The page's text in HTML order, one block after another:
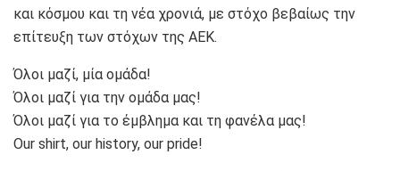
και κόσμου και τη νέα χρονιά, με στόχο βεβαίως την
επίτευξη των στόχων της ΑΕΚ.
Όλοι μαζί, μία ομάδα!
Όλοι μαζί για την ομάδα μας!
Όλοι μαζί για το έμβλημα και τη φανέλα μας!
Our shirt, our history, our pride!